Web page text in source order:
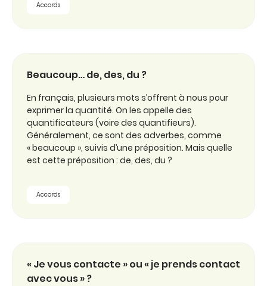
Accords
Beaucoup… de, des, du ?
En français, plusieurs mots s’offrent à nous pour
exprimer la quantité. On les appelle des
quantificateurs (voire des quantifieurs).
Généralement, ce sont des adverbes, comme
« beaucoup », suivis d’une préposition. Mais quelle
est cette préposition : de, des, du ?
Accords
« Je vous contacte » ou « je prends contact
avec vous » ?